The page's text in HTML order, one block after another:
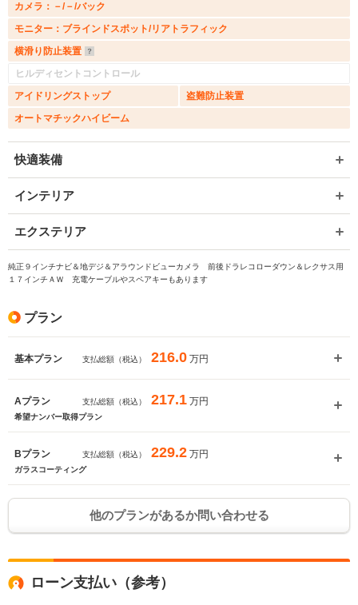
カメラ：－/－/バック
モニター：ブラインドスポット/リアトラフィック
横滑り防止装置
ヒルディセントコントロール
アイドリングストップ
盗難防止装置
オートマチックハイビーム
快適装備
インテリア
エクステリア
純正９インチナビ＆地デジ＆アラウンドビューカメラ 前後ドラレコローダウン＆レクサス用
１７インチＡＷ 充電ケーブルやスペアキーもあります
プラン
基本プラン 支払総額（税込） 216.0 万円
Aプラン 支払総額（税込） 217.1 万円
希望ナンバー取得プラン
Bプラン 支払総額（税込） 229.2 万円
ガラスコーティング
他のプランがあるか問い合わせる
ローン支払い（参考）